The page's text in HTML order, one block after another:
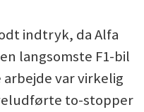
indtryk, da Alfa
langsomste F1-bil
arbejde var virkelig
to-stopper